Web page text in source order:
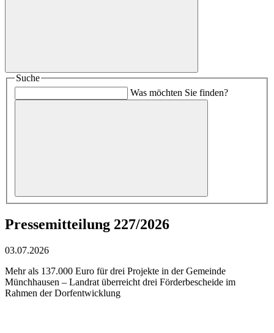
Suche
Was möchten Sie finden?
Pressemitteilung 227/2026
03.07.2026
Mehr als 137.000 Euro für drei Projekte in der Gemeinde
Münchhausen – Landrat überreicht drei Förderbescheide im
Rahmen der Dorfentwicklung